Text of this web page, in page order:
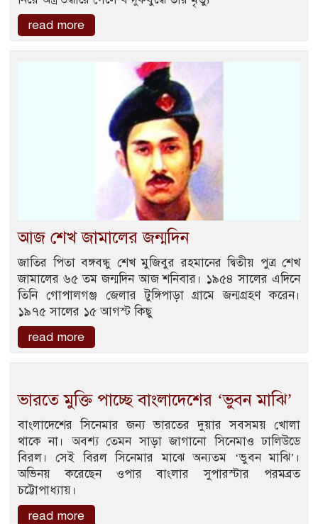
read more
আজ শেখ জামালের জন্মদিন
জাতির পিতা বঙ্গবন্ধু শেখ মুজিবুর রহমানের দ্বিতীয় পুত্র শেখ
জামালের ৬৫ তম জন্মদিন আজ শনিবার। ১৯৫৪ সালের এদিনে
তিনি গোপালগঞ্জ জেলার টুঙ্গিপাড়া গ্রামে জন্মগ্রহণ করেন।
১৯৭৫ সালের ১৫ আগস্ট কিছু
read more
ভারতে মুক্তি পাচ্ছে বাংলাদেশের ‘ভুবন মাঝি’
বাংলাদেশের সিনেমার জন্য ভারতের দুয়ার সবসময় খোলা
থাকে না। অবশ্য তেমন সাড়া জাগানো সিনেমাও ঢালিউডে
বিরল। সেই বিরল সিনেমার মাঝে অন্যতম ‘ভুবন মাঝি’।
অভিনয় করেছেন ওপার বাংলার সুপারস্টার পরমব্রত
চট্টোপাধ্যায়।
read more